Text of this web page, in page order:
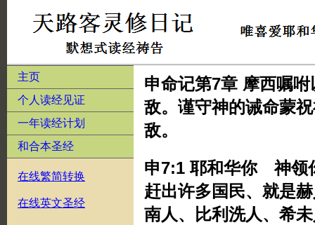
主页
个人读经见证
一年读经计划
和合本圣经
在线繁简转换
在线英文圣经
申命记第7章 摩西嘱
敌。谨守神的诫命蒙
敌。
申7:1 耶和华你 神领
赶出许多国民、就是
南人、比利洗人、希